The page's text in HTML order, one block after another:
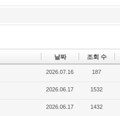
날짜 조회 수
2026.07.16 187
2026.06.17 1532
2026.06.17 1432